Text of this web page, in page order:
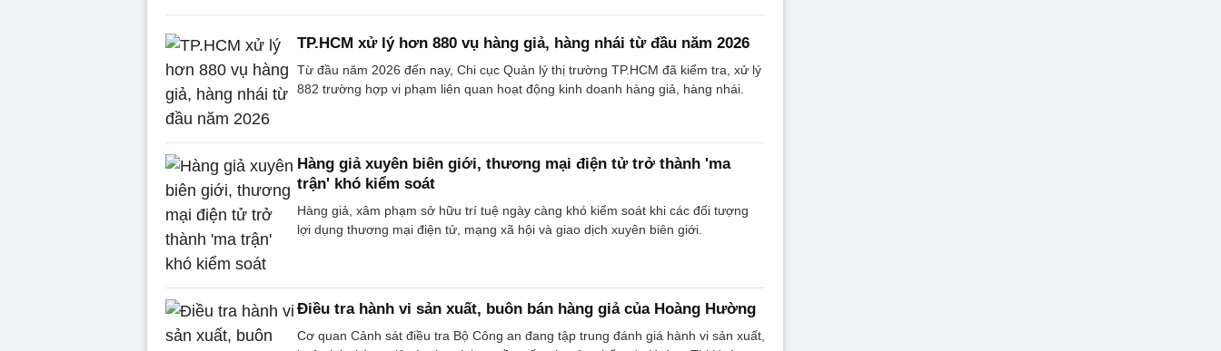
TP.HCM xử lý hơn 880 vụ hàng giả, hàng nhái từ đầu năm 2026
Từ đầu năm 2026 đến nay, Chi cục Quản lý thị trường TP.HCM đã kiểm tra, xử lý
882 trường hợp vi phạm liên quan hoạt động kinh doanh hàng giả, hàng nhái.
Hàng giả xuyên biên giới, thương mại điện tử trở thành 'ma
trận' khó kiểm soát
Hàng giả, xâm phạm sở hữu trí tuệ ngày càng khó kiểm soát khi các đối tượng
lợi dụng thương mại điện tử, mạng xã hội và giao dịch xuyên biên giới.
Điều tra hành vi sản xuất, buôn bán hàng giả của Hoàng Hường
Cơ quan Cảnh sát điều tra Bộ Công an đang tập trung đánh giá hành vi sản xuất,